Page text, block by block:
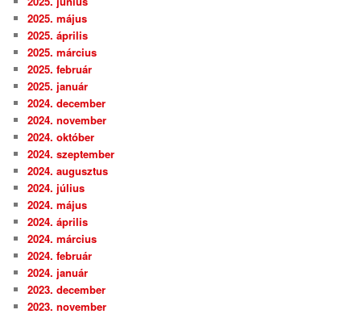
2025. május
2025. április
2025. március
2025. február
2025. január
2024. december
2024. november
2024. október
2024. szeptember
2024. augusztus
2024. július
2024. május
2024. április
2024. március
2024. február
2024. január
2023. december
2023. november